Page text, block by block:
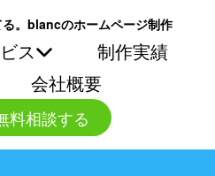
。blancのホームページ制作
ス
制作実績
会社概要
料相談する